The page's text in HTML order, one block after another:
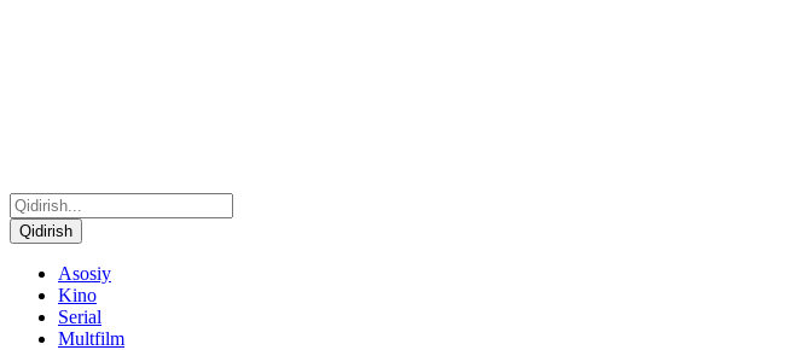
Qidirish
Asosiy
Kino
Serial
Multfilm